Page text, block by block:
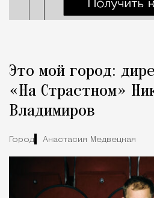
Это мой город:
«На Страстном»
Владимиров
Город Анастасия Медвецкая